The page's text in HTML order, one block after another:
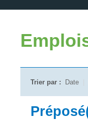
Trier par : Date